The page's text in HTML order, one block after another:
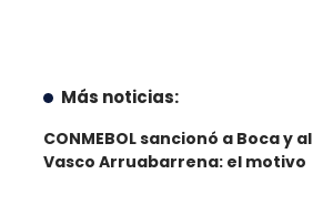
Más noticias:
CONMEBOL sancionó a Boca y al
Vasco Arruabarrena: el motivo